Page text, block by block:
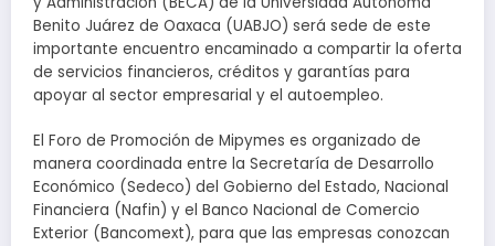
Benito Juárez de Oaxaca (UABJO) será sede de este
importante encuentro encaminado a compartir la oferta
de servicios financieros, créditos y garantías para
apoyar al sector empresarial y el autoempleo.
El Foro de Promoción de Mipymes es organizado de
manera coordinada entre la Secretaría de Desarrollo
Económico (Sedeco) del Gobierno del Estado, Nacional
Financiera (Nafin) y el Banco Nacional de Comercio
Exterior (Bancomext), para que las empresas conozcan